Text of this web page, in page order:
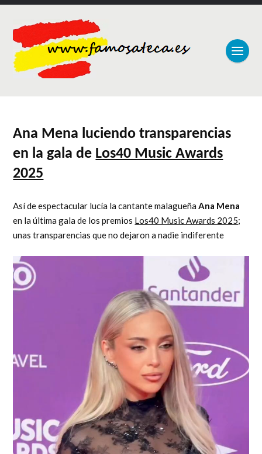
Ana Mena luciendo transparencias
en la gala de Los40 Music Awards
2025
Así de espectacular lucía la cantante malagueñaAna Mena
en la última gala de los premios Los40 Music Awards 2025;
unas transparencias que no dejaron a nadie indiferente